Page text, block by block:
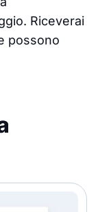
Riceverai
possono